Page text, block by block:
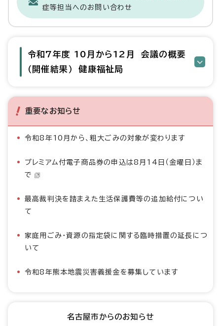
症等担当へのお問い合わせ
令和7年度 10月から12月 会議の概要
（開催結果） 健康福祉局
重要なお知らせ
令和8年10月から、粗大ごみの対象が変わります
プレミアム付電子商品券の申込は8月14日（金曜日）ま
で
最高裁判決を踏まえた生活保護費等の追加給付につい
て
家庭用ごみ・資源の指定袋に関する臨時措置の延長につ
いて
令和8年熊本地震災害義援金を募集しています
名古屋市からのお知らせ